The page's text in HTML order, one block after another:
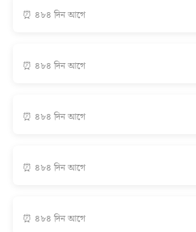
⏰ ৪৮৪ দিন আগে
⏰ ৪৮৪ দিন আগে
⏰ ৪৮৪ দিন আগে
⏰ ৪৮৪ দিন আগে
⏰ ৪৮৪ দিন আগে